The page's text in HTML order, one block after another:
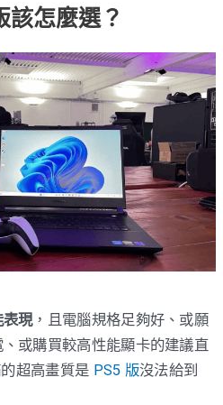
該怎麼選？
表現，且電腦規格足夠好、或願
或購買較高性能顯卡的建議直
超高畫質是 PS5 版沒法給到